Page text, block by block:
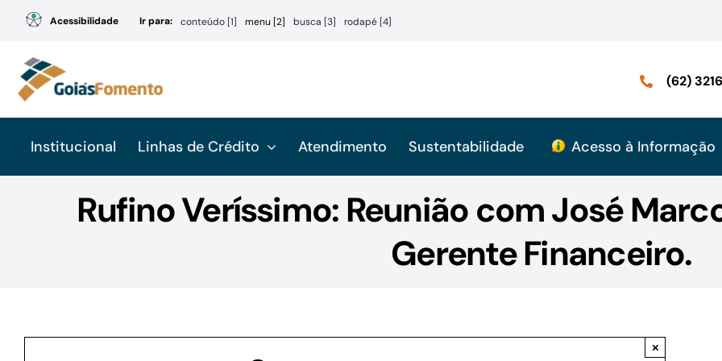
conteúdo
Acessibilidade Ir para: conteúdo [1] menu [2] busca [3] rodapé [4]
(62)
Institucional Linhas de Crédito Atendimento Sustentabilidade Acesso à Informação
Rufino Veríssimo: Reunião com José
Gerente Financeiro.
×